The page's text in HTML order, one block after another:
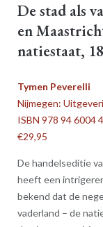
De stad als
en
natiestaat,
Tymen Peverelli
Nijmegen:
ISBN 978 94 6004
€29,95
De handelseditie
heeft een
bekend dat de
vaderland – de